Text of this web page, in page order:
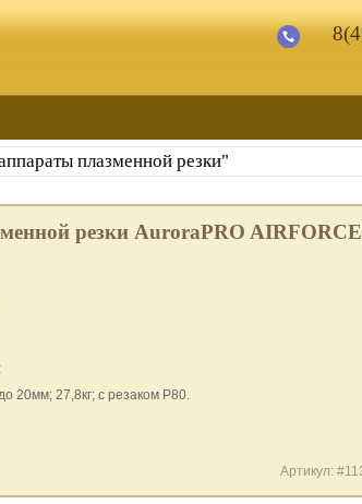
плазменной резки"
резки AuroraPRO
20мм; 27,8кг; с резаком P80.
Артикул: